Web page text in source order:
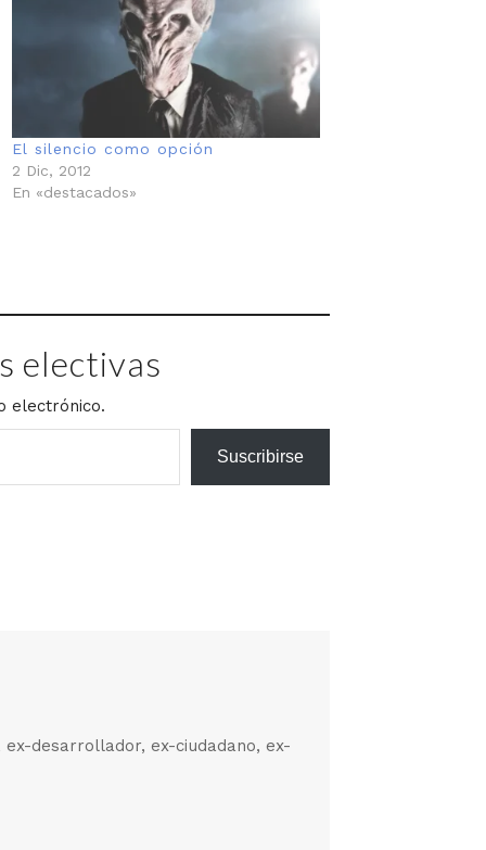
El silencio como opción
2 Dic, 2012
En «destacados»
electivas
electrónico.
Suscribirse
desarrollador, ex-ciudadano, ex-